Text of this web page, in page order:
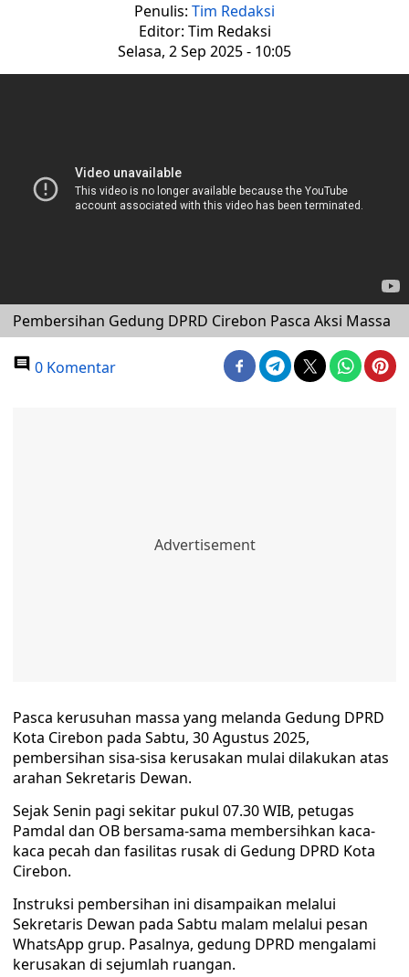
Penulis: Tim Redaksi
Editor: Tim Redaksi
Selasa, 2 Sep 2025 - 10:05
Pembersihan Gedung DPRD Cirebon Pasca Aksi Massa
0 Komentar
Pasca kerusuhan massa yang melanda Gedung DPRD
Kota Cirebon pada Sabtu, 30 Agustus 2025,
pembersihan sisa-sisa kerusakan mulai dilakukan atas
arahan Sekretaris Dewan.
Sejak Senin pagi sekitar pukul 07.30 WIB, petugas
Pamdal dan OB bersama-sama membersihkan kaca-
kaca pecah dan fasilitas rusak di Gedung DPRD Kota
Cirebon.
Instruksi pembersihan ini disampaikan melalui
Sekretaris Dewan pada Sabtu malam melalui pesan
WhatsApp grup. Pasalnya, gedung DPRD mengalami
kerusakan di sejumlah ruangan.